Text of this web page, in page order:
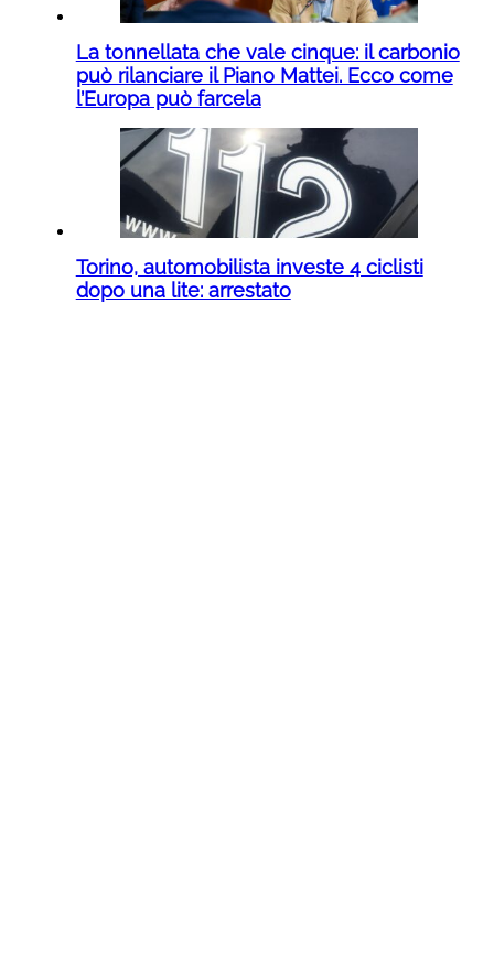
La tonnellata che vale cinque: il carbonio
può rilanciare il Piano Mattei. Ecco come
l’Europa può farcela
Torino, automobilista investe 4 ciclisti
dopo una lite: arrestato